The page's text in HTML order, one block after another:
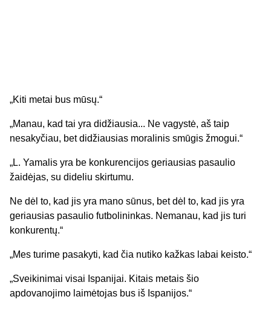
„Kiti metai bus mūsų.“
„Manau, kad tai yra didžiausia... Ne vagystė, aš taip
nesakyčiau, bet didžiausias moralinis smūgis žmogui.“
„L. Yamalis yra be konkurencijos geriausias pasaulio
žaidėjas, su dideliu skirtumu.
Ne dėl to, kad jis yra mano sūnus, bet dėl to, kad jis yra
geriausias pasaulio futbolininkas. Nemanau, kad jis turi
konkurentų.“
„Mes turime pasakyti, kad čia nutiko kažkas labai keisto.“
„Sveikinimai visai Ispanijai. Kitais metais šio
apdovanojimo laimėtojas bus iš Ispanijos.“